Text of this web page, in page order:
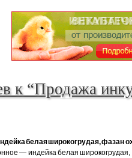
к “Продажа
белая широкогрудая, фазан
— индейка белая